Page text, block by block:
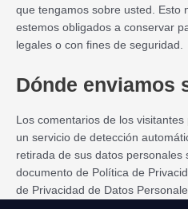
que tengamos sobre usted. Esto
estemos obligados a conservar
legales o con fines de seguridad.
Dónde enviamos
Los comentarios de los
un servicio de detección
retirada de sus datos personales
documento de Política de
de Privacidad de Datos